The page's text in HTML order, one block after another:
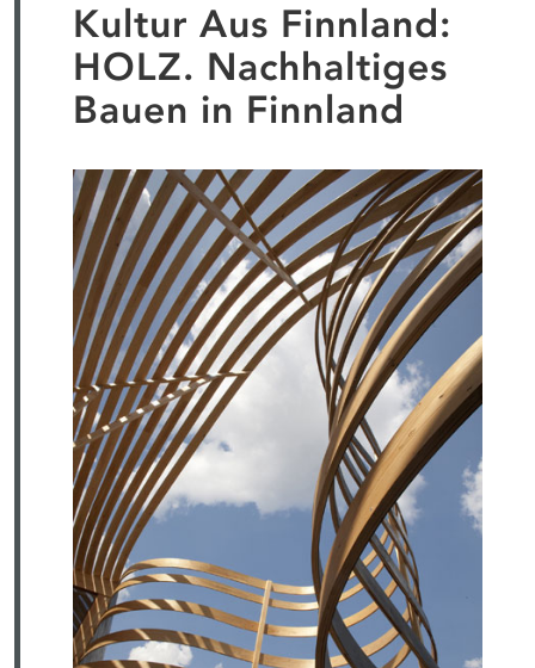
Kultur Aus Finnland:
HOLZ. Nachhaltiges
Bauen in Finnland